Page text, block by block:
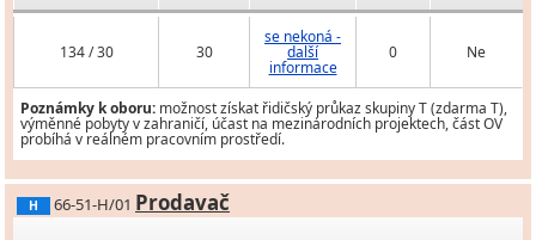
134 / 30 30
se nekoná -
další
informace
0 Ne
Poznámky k oboru: možnost získat řidičský průkaz skupiny T (zdarma T),
výměnné pobyty v zahraničí, účast na mezinárodních projektech, část OV
probíhá v reálném pracovním prostředí.
H 66-51-H/01 Prodavač